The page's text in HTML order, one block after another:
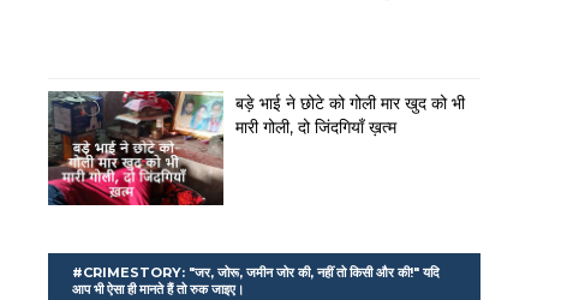
बड़े भाई ने छोटे को गोली मार खुद को भी
मारी गोली, दो जिंदगियाँ ख़त्म
#CRIMESTORY: "जर, जोरू, जमीन जोर की, नहीं तो किसी और की!" यदि
आप भी ऐसा ही मानते हैं तो रुक जाइए।